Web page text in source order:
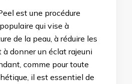
est une procédure
qui vise à
de la peau, à réduire les
donner un éclat rajeuni
comme pour toute
il est essentiel de